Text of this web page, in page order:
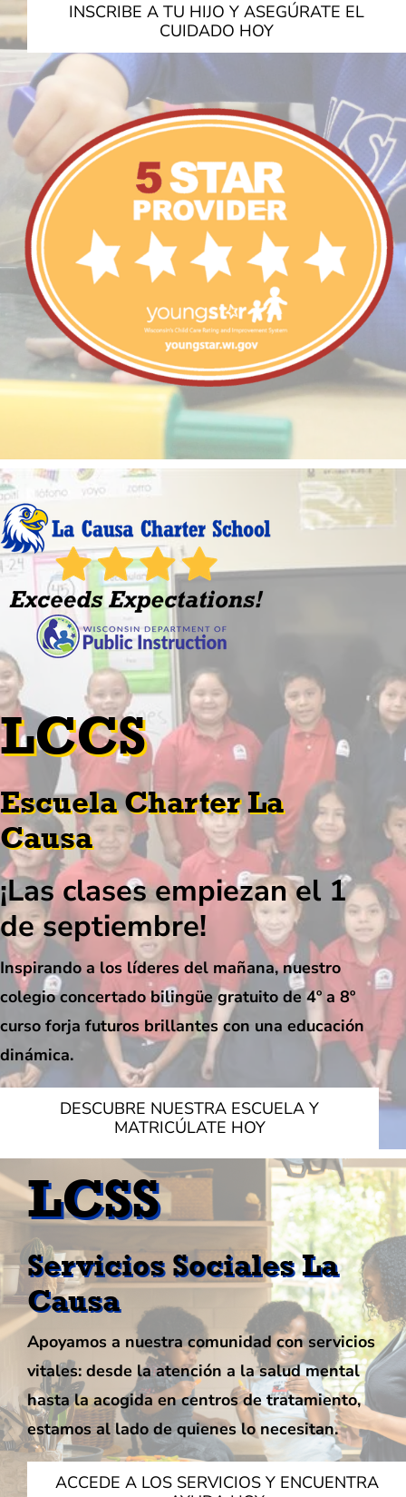
INSCRIBE A TU HIJO Y ASEGÚRATE EL
CUIDADO HOY
LCCS
Escuela Charter La
Causa
¡Las clases empiezan el 1
de septiembre!
Inspirando a los líderes del mañana, nuestro
colegio concertado bilingüe gratuito de 4º a 8º
curso forja futuros brillantes con una educación
dinámica.
DESCUBRE NUESTRA ESCUELA Y
MATRICÚLATE HOY
LCSS
Servicios Sociales La
Causa
Apoyamos a nuestra comunidad con servicios
vitales: desde la atención a la salud mental
hasta la acogida en centros de tratamiento,
estamos al lado de quienes lo necesitan.
ACCEDE A LOS SERVICIOS Y ENCUENTRA